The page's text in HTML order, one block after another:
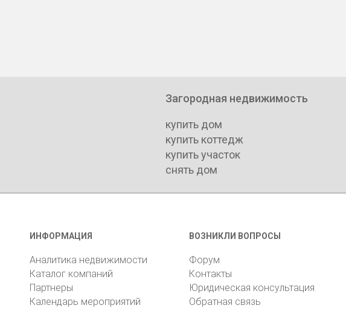
Загородная недвижимость
купить дом
купить коттедж
купить участок
снять дом
ИНФОРМАЦИЯ
Аналитика недвижимости
Каталог компаний
Партнеры
Календарь мероприятий
ВОЗНИКЛИ ВОПРОСЫ
Форум
Контакты
Юридическая консультация
Обратная связь